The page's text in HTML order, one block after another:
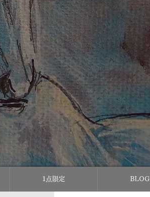
1点限定 BLOG